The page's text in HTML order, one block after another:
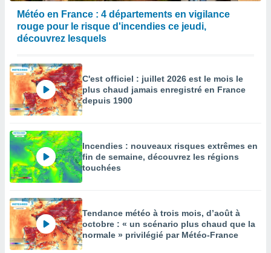
Météo en France : 4 départements en vigilance
rouge pour le risque d'incendies ce jeudi,
découvrez lesquels
C'est officiel : juillet 2026 est le mois le
plus chaud jamais enregistré en France
depuis 1900
Incendies : nouveaux risques extrêmes en
fin de semaine, découvrez les régions
touchées
Tendance météo à trois mois, d’août à
octobre : « un scénario plus chaud que la
normale » privilégié par Météo-France